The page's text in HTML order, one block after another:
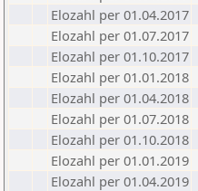
Elozahl per 01.04.2017
Elozahl per 01.07.2017
Elozahl per 01.10.2017
Elozahl per 01.01.2018
Elozahl per 01.04.2018
Elozahl per 01.07.2018
Elozahl per 01.10.2018
Elozahl per 01.01.2019
Elozahl per 01.04.2019